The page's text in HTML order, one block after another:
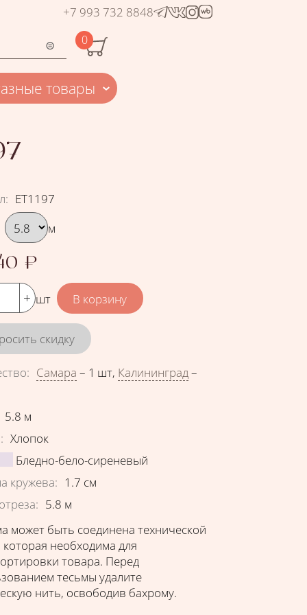
+7 993 732 8848
0
товары
: ЕТ1197
вариант
м
₽
шт
скидку
: Самара – 1 шт, Калининград–
5.8 м
: Хлопок
Бледно-бело-сиреневый
кружева: 1.7 см
: 5.8 м
может быть соединена технической
необходима для
товара. Перед
тесьмы удалите
нить, освободив бахрому.